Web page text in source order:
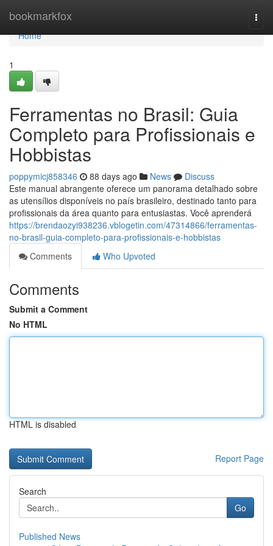
bookmarkfox
Home
Home
1
Ferramentas no Brasil: Guia
Completo para Profissionais e
Hobbistas
poppymicj858346 88 days ago News
Discuss
Este manual abrangente oferece um panorama detalhado sobre
as utensílios disponíveis no país brasileiro, destinado tanto para
profissionais da área quanto para entusiastas. Você aprenderá
https://brendaozyi938236.vblogetin.com/47314866/ferramentas-
no-brasil-guia-completo-para-profissionais-e-hobbistas
Comments
Who Upvoted
Comments
Submit a Comment
No HTML
HTML is disabled
Report Page
Search
Go
Published News